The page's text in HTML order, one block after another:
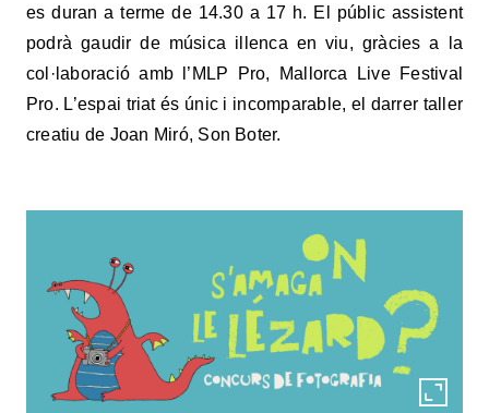
es duran a terme de 14.30 a 17 h. El públic assistent
podrà gaudir de música illenca en viu, gràcies a la
col·laboració amb l’MLP Pro, Mallorca Live Festival
Pro. L’espai triat és únic i incomparable, el darrer taller
creatiu de Joan Miró, Son Boter.